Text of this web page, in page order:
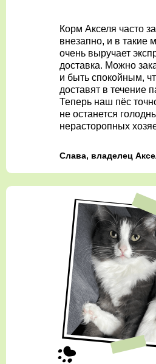
Корм Акселя часто
внезапно, и в такие
очень выручает
доставка. Можно
и быть спокойным,
доставят в течение
Теперь наш пёс
не останется
нерасторопных
Слава, владелец